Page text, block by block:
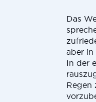
Das
aber in
In der
Regen